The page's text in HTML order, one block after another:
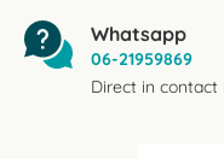
Whatsapp
06-21959869
Direct in